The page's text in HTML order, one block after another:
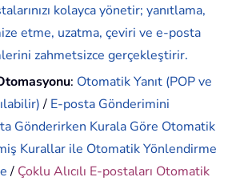
kolayca yönetir; yanıtlama,
etme, uzatma, çeviri ve e-posta
zahmetsizce gerçekleştirir.
: Otomatik Yanıt (POP ve
/ E-posta Gönderimini
Gönderirken Kurala Göre Otomatik
Kurallar ile Otomatik Yönlendirme
/ Çoklu Alıcılı E-postaları Otomatik